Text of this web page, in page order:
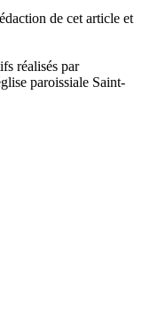
de cet article et
réalisés par
paroissiale Saint-